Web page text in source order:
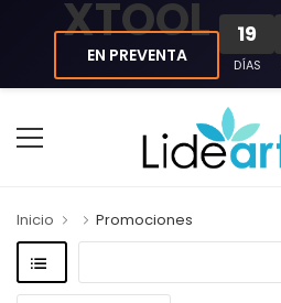
XTOOL
EN PREVENTA
19
DÍAS
Inicio Promociones